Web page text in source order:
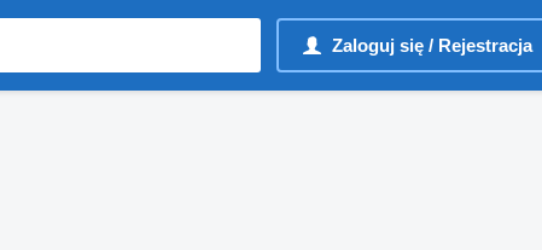
Zaloguj się / Rejestracja